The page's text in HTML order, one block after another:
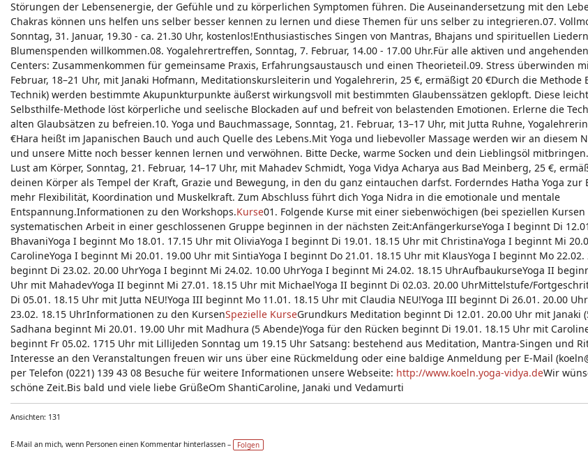
Störungen der Lebensenergie, der Gefühle und zu körperlichen Symptomen führen. Die Auseinandersetzung mit den
Chakras können uns helfen uns selber besser kennen zu lernen und diese Themen für uns selber zu integrieren.07.
Sonntag, 31. Januar, 19.30 - ca. 21.30 Uhr, kostenlos!Enthusiastisches Singen von Mantras, Bhajans und spirituellen
Blumenspenden willkommen.08. Yogalehrertreffen, Sonntag, 7. Februar, 14.00 - 17.00 Uhr.Für alle aktiven und
Centers: Zusammenkommen für gemeinsame Praxis, Erfahrungsaustausch und einen Theorieteil.09. Stress überwinden
Februar, 18–21 Uhr, mit Janaki Hofmann, Meditationskursleiterin und Yogalehrerin, 25 €, ermäßigt 20 €Durch die Methode
Technik) werden bestimmte Akupunkturpunkte äußerst wirkungsvoll mit bestimmten Glaubenssätzen geklopft. Diese
Selbsthilfe-Methode löst körperliche und seelische Blockaden auf und befreit von belastenden Emotionen. Erlerne die
alten Glaubsätzen zu befreien.10. Yoga und Bauchmassage, Sonntag, 21. Februar, 13–17 Uhr, mit Jutta Ruhne,
€Hara heißt im Japanischen Bauch und auch Quelle des Lebens.Mit Yoga und liebevoller Massage werden wir an diesem
und unsere Mitte noch besser kennen lernen und verwöhnen. Bitte Decke, warme Socken und dein Lieblingsöl
Lust am Körper, Sonntag, 21. Februar, 14–17 Uhr, mit Mahadev Schmidt, Yoga Vidya Acharya aus Bad Meinberg, 25 €,
deinen Körper als Tempel der Kraft, Grazie und Bewegung, in den du ganz eintauchen darfst. Forderndes Hatha Yoga zur
mehr Flexibilität, Koordination und Muskelkraft. Zum Abschluss führt dich Yoga Nidra in die emotionale und mentale
Entspannung.Informationen zu den Workshops.Kurse01. Folgende Kurse mit einer siebenwöchigen (bei speziellen
systematischen Arbeit in einer geschlossenen Gruppe beginnen in der nächsten Zeit:AnfängerkurseYoga I beginnt Di
BhavaniYoga I beginnt Mo 18.01. 17.15 Uhr mit OliviaYoga I beginnt Di 19.01. 18.15 Uhr mit ChristinaYoga I beginnt Mi
CarolineYoga I beginnt Mi 20.01. 19.00 Uhr mit SintiaYoga I beginnt Do 21.01. 18.15 Uhr mit KlausYoga I beginnt Mo 22.02.
beginnt Di 23.02. 20.00 UhrYoga I beginnt Mi 24.02. 10.00 UhrYoga I beginnt Mi 24.02. 18.15 UhrAufbaukurseYoga II
Uhr mit MahadevYoga II beginnt Mi 27.01. 18.15 Uhr mit MichaelYoga II beginnt Di 02.03. 20.00 UhrMittelstufe/
Di 05.01. 18.15 Uhr mit Jutta NEU!Yoga III beginnt Mo 11.01. 18.15 Uhr mit Claudia NEU!Yoga III beginnt Di 26.01. 20.00
23.02. 18.15 UhrInformationen zu den KursenSpezielle KurseGrundkurs Meditation beginnt Di 12.01. 20.00 Uhr mit Janaki
Sadhana beginnt Mi 20.01. 19.00 Uhr mit Madhura (5 Abende)Yoga für den Rücken beginnt Di 19.01. 18.15 Uhr mit
beginnt Fr 05.02. 1715 Uhr mit LilliJeden Sonntag um 19.15 Uhr Satsang: bestehend aus Meditation, Mantra-Singen und
Interesse an den Veranstaltungen freuen wir uns über eine Rückmeldung oder eine baldige Anmeldung per E-Mail
per Telefon (0221) 139 43 08 Besuche für weitere Informationen unsere Webseite: http://www.koeln.yoga-vidya.deWir
schöne Zeit.Bis bald und viele liebe GrüßeOm ShantiCaroline, Janaki und Vedamurti
Ansichten: 131
E-Mail an mich, wenn Personen einen Kommentar hinterlassen – Folgen